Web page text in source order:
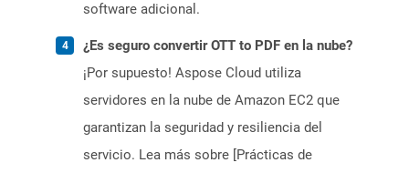
software adicional.
¿Es seguro convertir OTT to PDF en la nube?
¡Por supuesto! Aspose Cloud utiliza
servidores en la nube de Amazon EC2 que
garantizan la seguridad y resiliencia del
servicio. Lea más sobre [Prácticas de